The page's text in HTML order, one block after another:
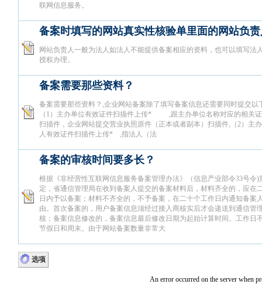
联网信息服务。
备案时填写的网站真实性核验单里面的网站负
网站负责人一般为法人如法人不能提供备案相应的资料，也可以填写法
授权办理。
备案需要那些资料？
备案需要那些资料？,企业网站备案除了填写备案信息还需要同时提交以
（1）主办单位有效证件扫描件上传* ,跟主办单位名称对应的相关
扫描件，企业网站提交营业执照原件（正本或者副本）扫描件,（2）主
人有效证件扫描件上传* ,指法人（法
备案的审核时间要多长？
根据《非经营性互联网信息服务备案管理办法》（信息产业部令33号令)
定，省通信管理局在收到备案人提交的备案材料后，材料齐全的，应在
日内予以备案；材料不齐全的，不予备案，在二十个工作日内通知备案
由。首次备案的，用户备案信息须经过接入商核实后才会递送到通信管
核；备案信息修改的，备案信息最后修改日期为起始计算时间。工作日
节假日和周末。由于网站备案数量非常大
选项
An error occurred on the server when